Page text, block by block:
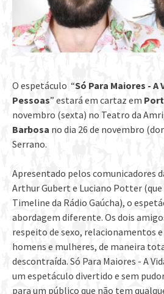
O espetáculo “Só Para Maiores ­- A
Pessoas” estará em cartaz em
novembro (sexta) no Teatro da
Barbosa no dia 26 de novembro
Serrano.
Apresentado pelos comunicadores
Arthur Gubert e Luciano Potter
Timeline da Rádio Gaúcha), o
abordagem diferente. Os dois
respeito de sexo, relacionamentos
homens e mulheres, de maneira
descontraída. Só Para Maiores ­- A
um espetáculo divertido e sem
para um público que não tem